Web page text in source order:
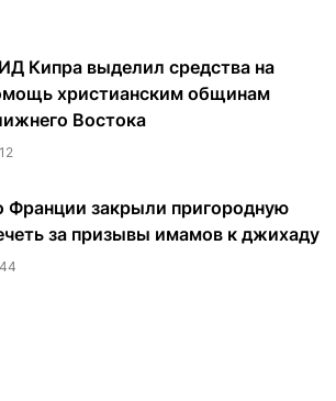
Кипра выделил средства на
христианским общинам
Востока
Франции закрыли пригородную
за призывы имамов к джихаду